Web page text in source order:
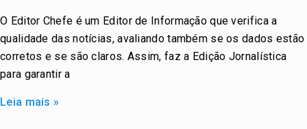
O Editor Chefe é um Editor de Informação que verifica a
qualidade das notícias, avaliando também se os dados estão
corretos e se são claros. Assim, faz a Edição Jornalística
para garantir a
Edição
Jornalística
Leia mais »